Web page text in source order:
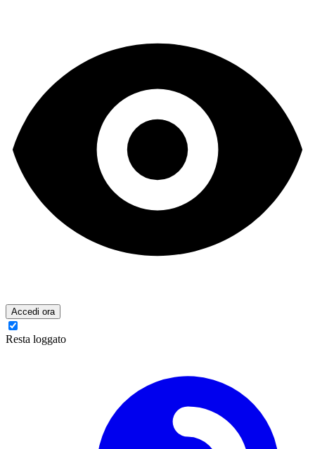
Accedi ora
Resta loggato